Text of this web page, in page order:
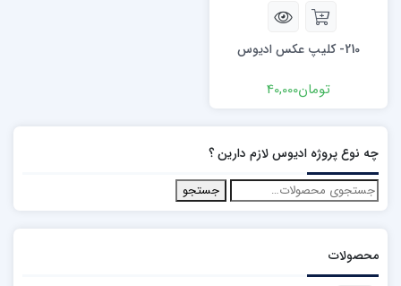
210- کلیپ عکس ادیوس
تومان40,000
چه نوع پروژه ادیوس لازم دارین ؟
جستجو
محصولات